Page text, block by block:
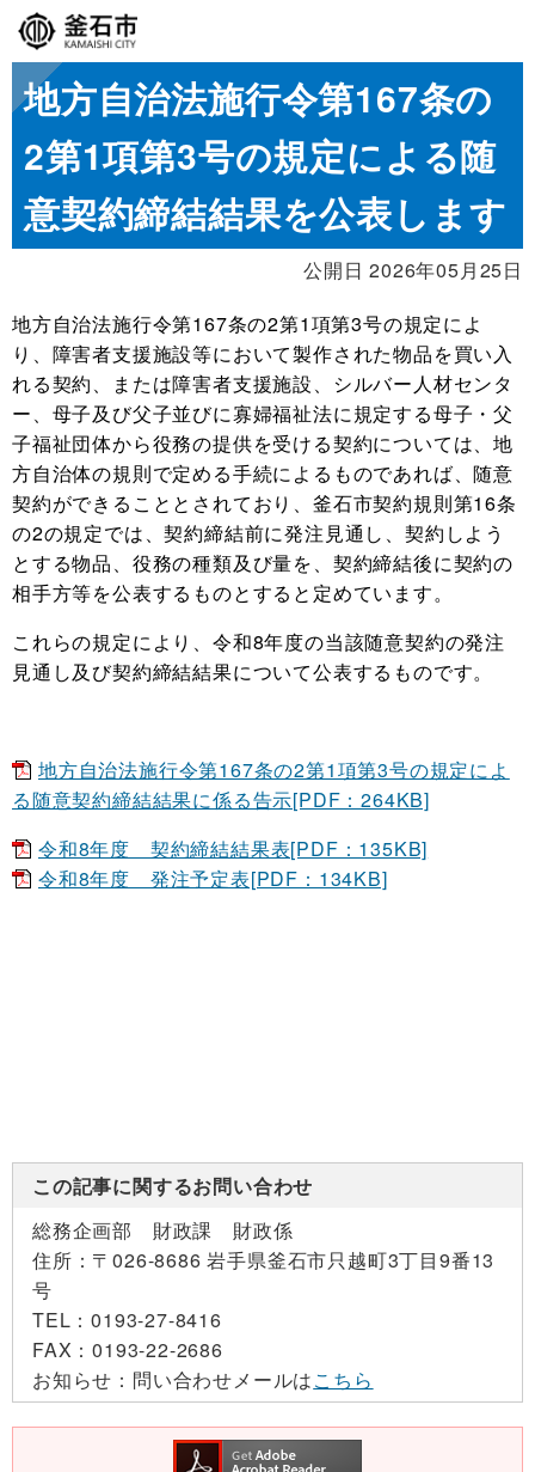
地方自治法施行令第167条の
2第1項第3号の規定による随
意契約締結結果を公表します
公開日 2026年05月25日
地方自治法施行令第167条の2第1項第3号の規定によ
り、障害者支援施設等において製作された物品を買い入
れる契約、または障害者支援施設、シルバー人材センタ
ー、母子及び父子並びに寡婦福祉法に規定する母子・父
子福祉団体から役務の提供を受ける契約については、地
方自治体の規則で定める手続によるものであれば、随意
契約ができることとされており、釜石市契約規則第16条
の2の規定では、契約締結前に発注見通し、契約しよう
とする物品、役務の種類及び量を、契約締結後に契約の
相手方等を公表するものとすると定めています。
これらの規定により、令和8年度の当該随意契約の発注
見通し及び契約締結結果について公表するものです。
地方自治法施行令第167条の2第1項第3号の規定によ
る随意契約締結結果に係る告示[PDF：264KB]
令和8年度 契約締結結果表[PDF：135KB]
令和8年度 発注予定表[PDF：134KB]
この記事に関するお問い合わせ
総務企画部 財政課 財政係
住所： 〒026-8686 岩手県釜石市只越町3丁目9番13
号
TEL：0193-27-8416
FAX：0193-22-2686
お知らせ： 問い合わせメールはこちら